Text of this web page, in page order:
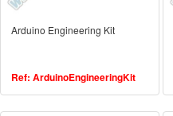
Arduino Engineering Kit
Ref: ArduinoEngineeringKit